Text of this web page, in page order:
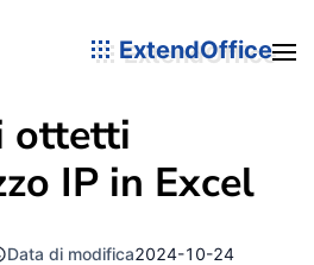
ExtendOffice
ottetti
IP in Excel
Data di modifica2024-10-24